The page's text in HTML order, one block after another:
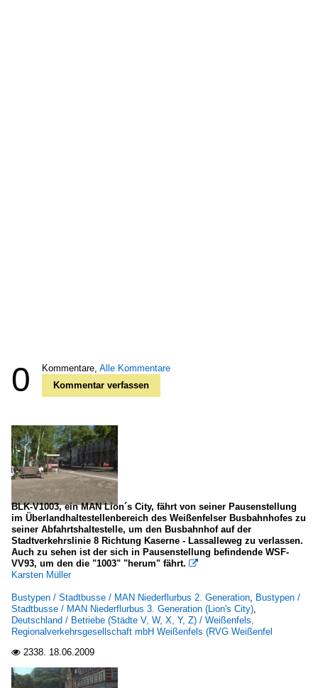
0 Kommentare, Alle Kommentare
Kommentar verfassen
BLK-V1003, ein MAN Lion´s City, fährt von seiner Pausenstellung
im Überlandhaltestellenbereich des Weißenfelser Busbahnhofes zu
seiner Abfahrtshaltestelle, um den Busbahnhof auf der
Stadtverkehrslinie 8 Richtung Kaserne - Lassalleweg zu verlassen.
Auch zu sehen ist der sich in Pausenstellung befindende WSF-
VV93, um den die "1003" "herum" fährt. 
Karsten Müller
Bustypen / Stadtbusse / MAN Niederflurbus 2. Generation, Bustypen /
Stadtbusse / MAN Niederflurbus 3. Generation (Lion's City),
Deutschland / Betriebe (Städte V, W, X, Y, Z) / Weißenfels,
Regionalverkehrsgesellschaft mbH Weißenfels (RVG Weißenfel
 2338. 18.06.2009